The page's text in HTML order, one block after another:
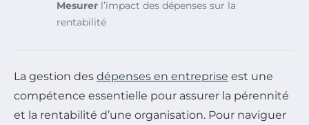
Mesurer l’impact des dépenses sur la
rentabilité
La gestion des dépenses en entreprise est une
compétence essentielle pour assurer la pérennité
et la rentabilité d’une organisation. Pour naviguer